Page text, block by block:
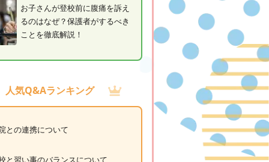
お子さんが登校前に腹痛を訴え
るのはなぜ？保護者がするべき
ことを徹底解説！
人気Q&Aランキング
との連携について
と習い事のバランスについて